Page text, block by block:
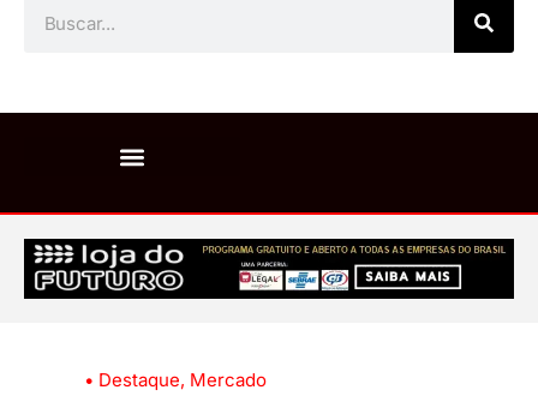
• Destaque, Mercado